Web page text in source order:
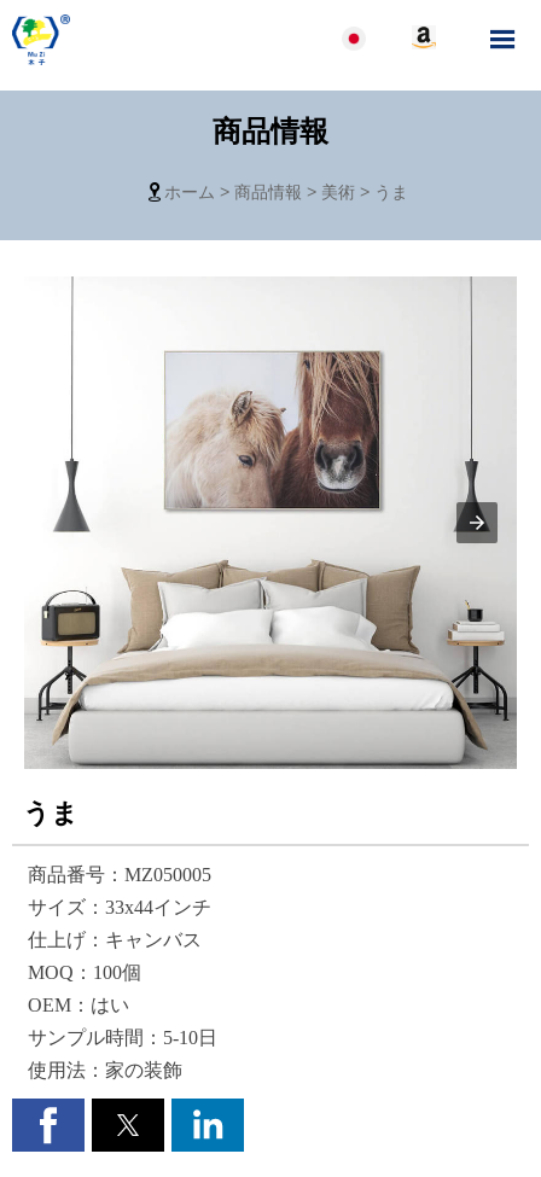

商品情報
 ホーム > 商品情報 > 美術 > うま
うま
商品番号：MZ050005
サイズ：33x44インチ
仕上げ：キャンバス
MOQ：100個
OEM：はい
サンプル時間：5-10日
使用法：家の装飾